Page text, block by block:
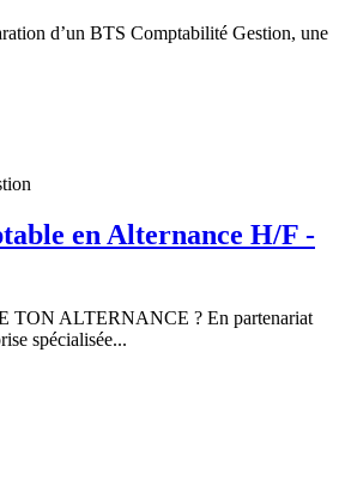
d’un BTS Comptabilité Gestion, une
en Alternance H/F -
TON ALTERNANCE ? En partenariat
spécialisée...